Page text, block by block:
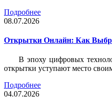
Подробнее
08.07.2026
Открытки Онлайн: Как
В эпоху цифровых
открытки уступают место
Подробнее
04.07.2026